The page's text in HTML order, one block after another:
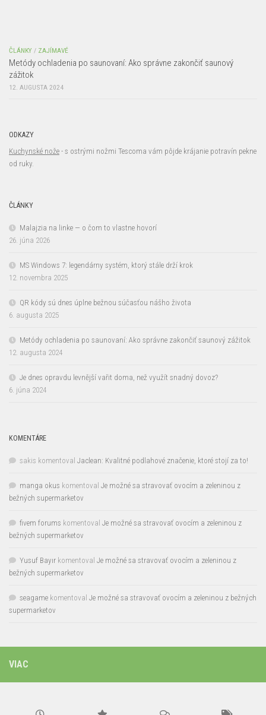
ČLÁNKY / ZAJÍMAVÉ
Metódy ochladenia po saunovaní: Ako správne zakončiť saunový
zážitok
12. AUGUSTA 2024
ODKAZY
Kuchynské nože - s ostrými nožmi Tescoma vám pôjde krájanie potravín pekne
od ruky.
ČLÁNKY
Malajzia na linke — o čom to vlastne hovorí
26. júna 2026
MS Windows 7: legendárny systém, ktorý stále drží krok
12. novembra 2025
QR kódy sú dnes úplne bežnou súčasťou nášho života
6. augusta 2025
Metódy ochladenia po saunovaní: Ako správne zakončiť saunový zážitok
12. augusta 2024
Je dnes opravdu levnější vařit doma, než využít snadný dovoz?
6. júna 2024
KOMENTÁRE
sakis komentoval Jaclean: Kvalitné podlahové značenie, ktoré stojí za to!
manga okus komentoval Je možné sa stravovať ovocím a zeleninou z
bežných supermarketov
fivem forums komentoval Je možné sa stravovať ovocím a zeleninou z
bežných supermarketov
Yusuf Bayır komentoval Je možné sa stravovať ovocím a zeleninou z
bežných supermarketov
seagame komentoval Je možné sa stravovať ovocím a zeleninou z bežných
supermarketov
VIAC